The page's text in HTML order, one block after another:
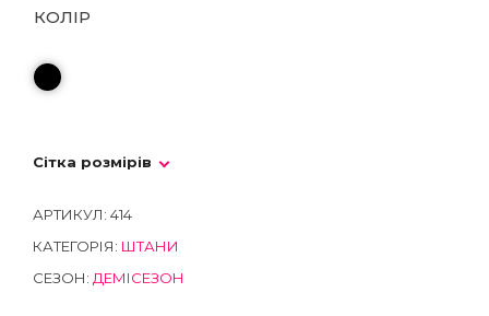
КОЛІР
Сітка розмірів
АРТИКУЛ: 414
КАТЕГОРІЯ: ШТАНИ
СЕЗОН: ДЕМІСЕЗОН